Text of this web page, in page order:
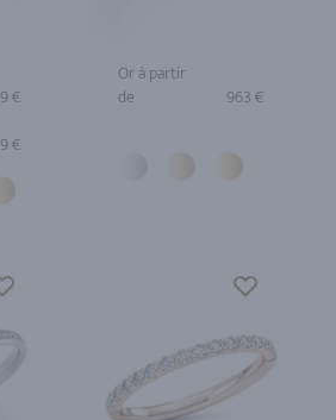
€
€
Or à partir
de
963 €